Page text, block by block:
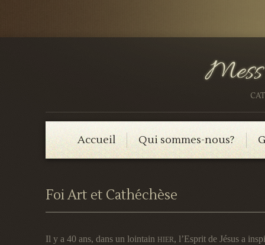
Accueil Qui sommes-nous?
Foi Art et Cathéchèse
Il y a 40 ans, dans un lointain HIER, l’Esprit de Jésus a